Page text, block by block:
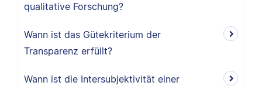
qualitative Forschung?
Wann ist das Gütekriterium der
Transparenz erfüllt?
Wann ist die Intersubjektivität einer